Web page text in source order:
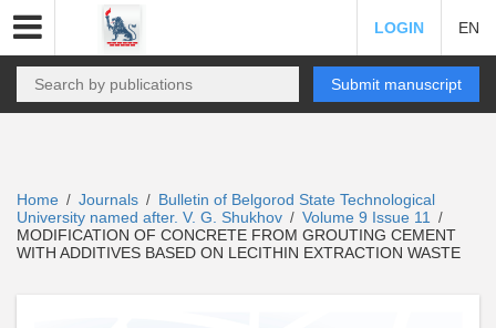
LOGIN EN
Submit manuscript
Home / Journals / Bulletin of Belgorod State Technological
University named after. V. G. Shukhov / Volume 9 Issue 11 /
MODIFICATION OF CONCRETE FROM GROUTING CEMENT
WITH ADDITIVES BASED ON LECITHIN EXTRACTION WASTE